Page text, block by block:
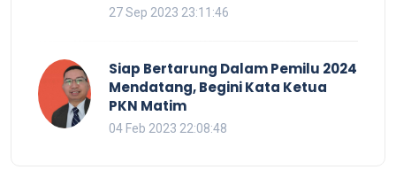
27 Sep 2023 23:11:46
Siap Bertarung Dalam Pemilu 2024
Mendatang, Begini Kata Ketua
PKN Matim
04 Feb 2023 22:08:48